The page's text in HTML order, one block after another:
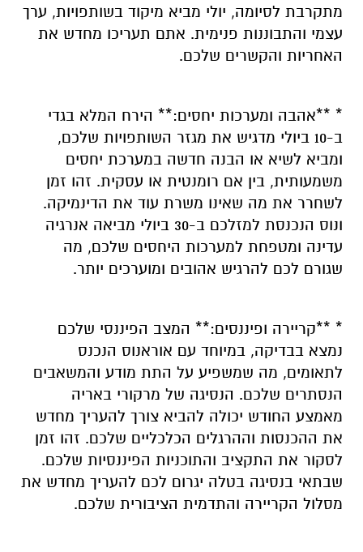
מתקרבת לסיומה, יולי מביא מיקוד בשותפויות, ערך
עצמי והתבוננות פנימית. אתם תעריכו מחדש את
האחריות והקשרים שלכם.
* **אהבה ומערכות יחסים:** הירח המלא בגדי
ב-10 ביולי מדגיש את מגזר השותפויות שלכם,
ומביא לשיא או הבנה חדשה במערכת יחסים
משמעותית, בין אם רומנטית או עסקית. זהו זמן
לשחרר את מה שאינו משרת עוד את הדינמיקה.
ונוס הנכנסת למזלכם ב-30 ביולי מביאה אנרגיה
עדינה ומטפחת למערכות היחסים שלכם, מה
שגורם לכם להרגיש אהובים ומוערכים יותר.
* **קריירה ופיננסים:** המצב הפיננסי שלכם
נמצא בבדיקה, במיוחד עם אוראנוס הנכנס
לתאומים, מה שמשפיע על התת מודע והמשאבים
הנסתרים שלכם. הנסיגה של מרקורי באריה
מאמצע החודש יכולה להביא צורך להעריך מחדש
את ההכנסות וההרגלים הכלכליים שלכם. זהו זמן
לסקור את התקציב והתוכניות הפיננסיות שלכם.
שבתאי בנסיגה בטלה יגרום לכם להעריך מחדש את
מסלול הקריירה והתדמית הציבורית שלכם.